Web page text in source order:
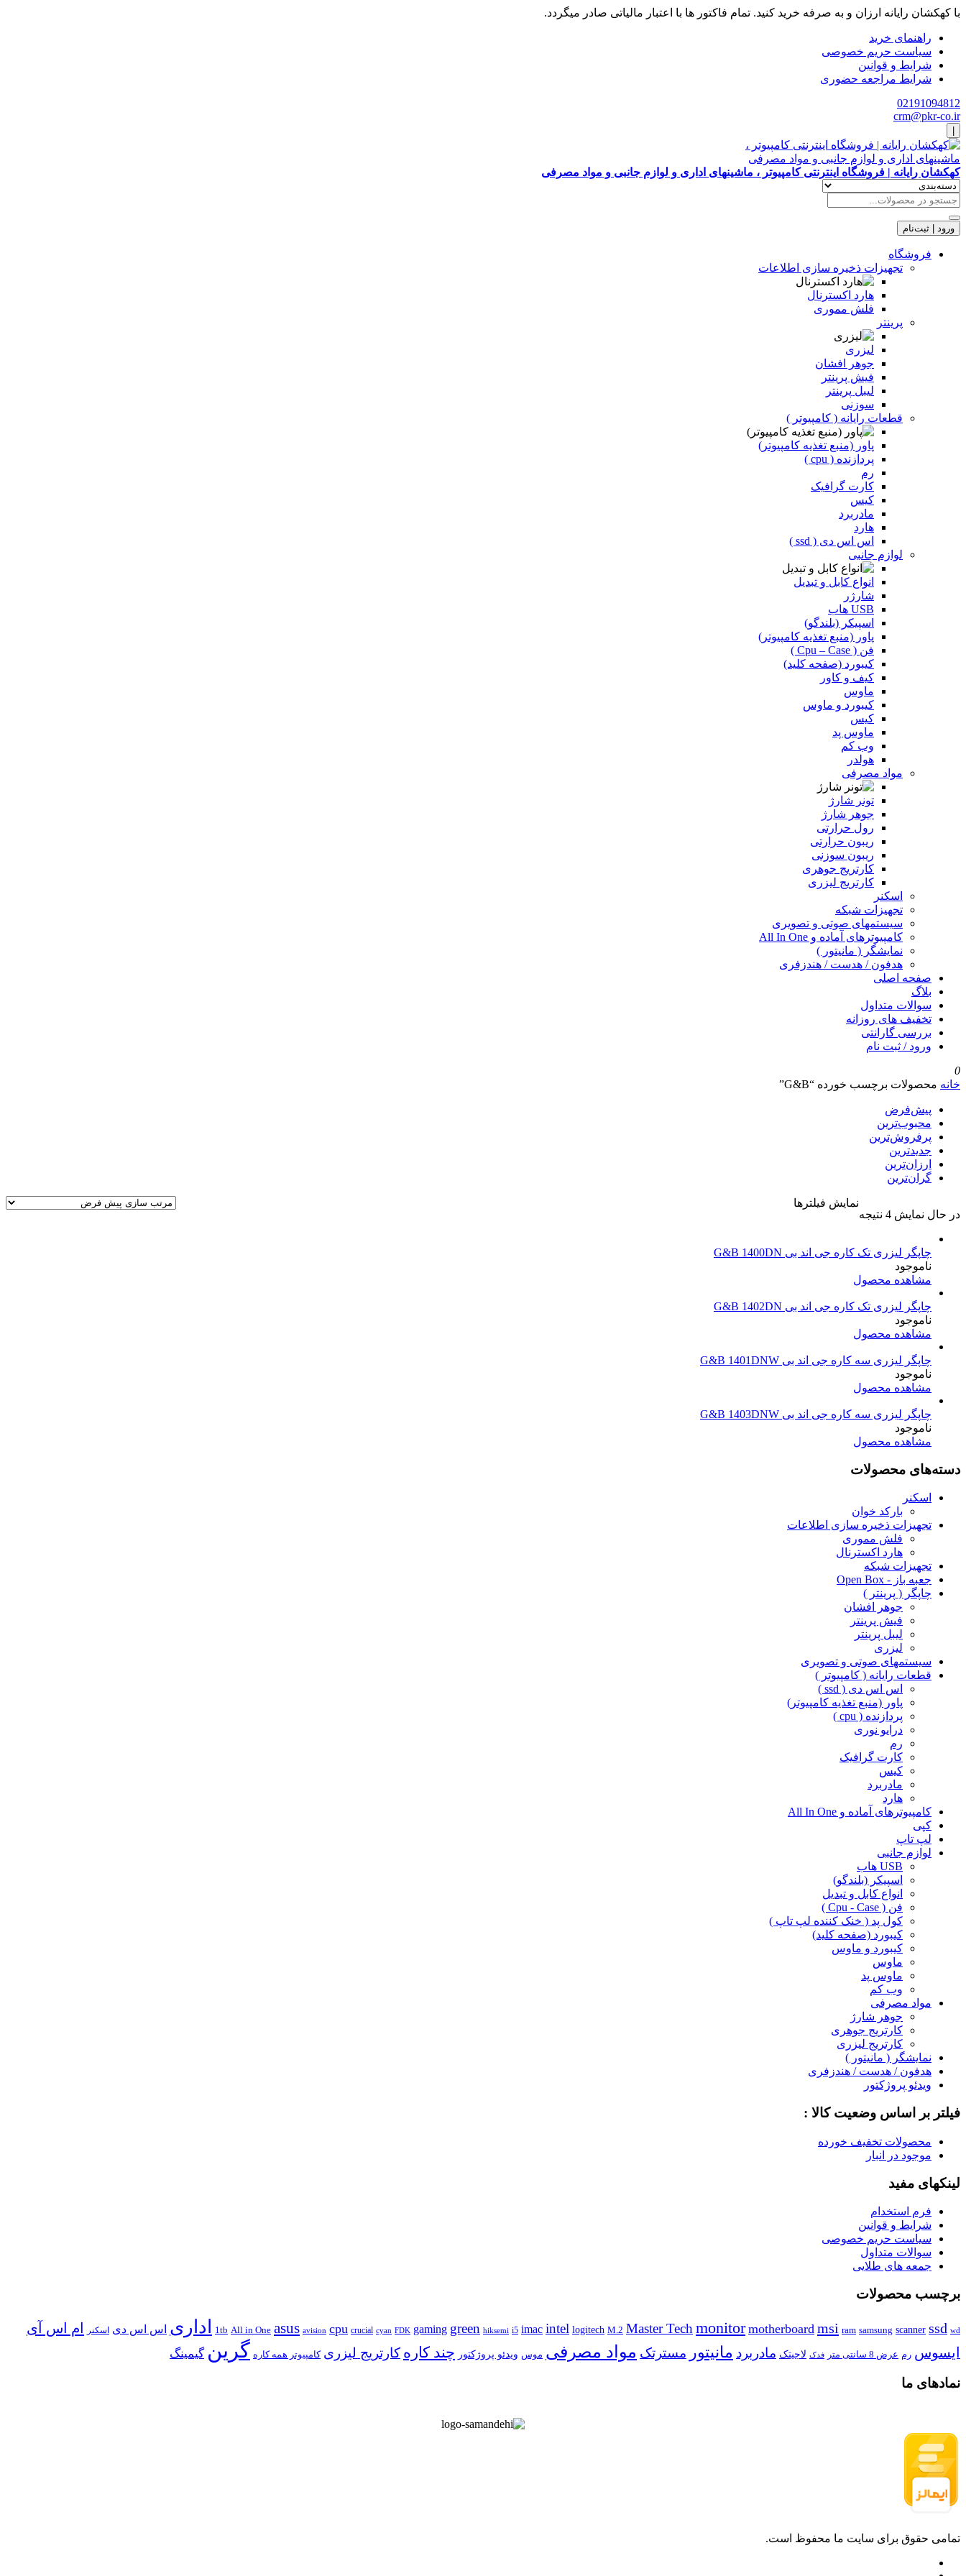
با کهکشان رایانه ارزان و به صرفه خرید کنید. تمام فاکتور ها با اعتبار مالیاتی صادر میگردد.
راهنمای خرید
سیاست حریم خصوصی
شرایط و قوانین
شرایط مراجعه حضوری
02191094812
crm@pkr-co.ir
کهکشان رایانه | فروشگاه اینترنتی کامپیوتر ، ماشینهای اداری و لوازم جانبی و مواد مصرفی
ورود | ثبت‌نام
فروشگاه
تجهیزات ذخیره سازی اطلاعات
هارد اکسترنال
فلش مموری
پرینتر
لیزری
جوهر افشان
فیش پرینتر
لیبل پرینتر
سوزنی
قطعات رایانه ( کامپیوتر )
پاور (منبع تغذیه کامپیوتر)
پردازنده ( cpu )
رم
کارت گرافیک
کیس
مادربرد
هارد
اس اس دی ( ssd )
لوازم جانبی
انواع کابل و تبدیل
شارژر
USB هاب
اسپیکر (بلندگو)
پاور (منبع تغذیه کامپیوتر)
فن ( Cpu – Case )
کیبورد (صفحه کلید)
کیف و کاور
ماوس
کیبورد و ماوس
کیس
ماوس پد
وب کم
هولدر
مواد مصرفی
تونر شارژ
جوهر شارژ
رول حرارتی
ریبون حرارتی
ریبون سوزنی
کارتریج جوهری
کارتریج لیزری
اسکنر
تجهیزات شبکه
سیستمهای صوتی و تصویری
کامپیوترهای آماده و All In One
نمایشگر ( مانیتور )
هدفون / هدست / هندزفری
صفحه اصلی
بلاگ
سوالات متداول
تخفیف های روزانه
بررسی گارانتی
ورود / ثبت نام
0
خانه محصولات برچسب خورده “G&B”
پیش‌فرض
محبوب‌ترین
پرفروش‌ترین
جدیدترین
ارزان‌ترین
گران‌ترین
در حال نمایش 4 نتیجه
نمایش فیلترها
چاپگر لیزری تک کاره جی اند بی G&B 1400DN
ناموجود
مشاهده محصول
چاپگر لیزری تک کاره جی اند بی G&B 1402DN
ناموجود
مشاهده محصول
چاپگر لیزری سه کاره جی اند بی G&B 1401DNW
ناموجود
مشاهده محصول
چاپگر لیزری سه کاره جی اند بی G&B 1403DNW
ناموجود
مشاهده محصول
دسته‌های محصولات
اسکنر
بارکد خوان
تجهیزات ذخیره سازی اطلاعات
فلش مموری
هارد اکسترنال
تجهیزات شبکه
جعبه باز - Open Box
چاپگر ( پرینتر )
جوهر افشان
فیش پرینتر
لیبل پرینتر
لیزری
سیستمهای صوتی و تصویری
قطعات رایانه ( کامپیوتر )
اس اس دی ( ssd )
پاور (منبع تغذیه کامپیوتر)
پردازنده ( cpu )
درایو نوری
رم
کارت گرافیک
کیس
مادربرد
هارد
کامپیوترهای آماده و All In One
کپی
لپ تاپ
لوازم جانبی
USB هاب
اسپیکر (بلندگو)
انواع کابل و تبدیل
فن ( Cpu - Case )
کول پد ( خنک کننده لپ تاپ )
کیبورد (صفحه کلید)
کیبورد و ماوس
ماوس
ماوس پد
وب کم
مواد مصرفی
جوهر شارژ
کارتریج جوهری
کارتریج لیزری
نمایشگر ( مانیتور )
هدفون / هدست / هندزفری
ویدئو پروژکتور
فیلتر بر اساس وضعیت کالا :
محصولات تخفیف خورده
موجود در انبار
لینکهای مفید
فرم استخدام
شرایط و قوانین
سیاست حریم خصوصی
سوالات متداول
جمعه های طلایی
برچسب محصولات
1tb All in One asus avision cpu crucial cyan FDK gaming green hiksemi i5 imac intel logitech M.2 Master Tech monitor motherboard msi ram samsung scanner ssd wd اداری اس اس دی اسکنر ام اس آی
ایسوس رم عرض 8 سانتی متر فدک لاجیتک مادربرد مانیتور مسترتک مواد مصرفی موس ویدئو پروژکتور چند کاره کارتریج لیزری کامپیوتر همه کاره گرین گیمینگ
نمادهای ما
تمامی حقوق برای سایت ما محفوظ است.